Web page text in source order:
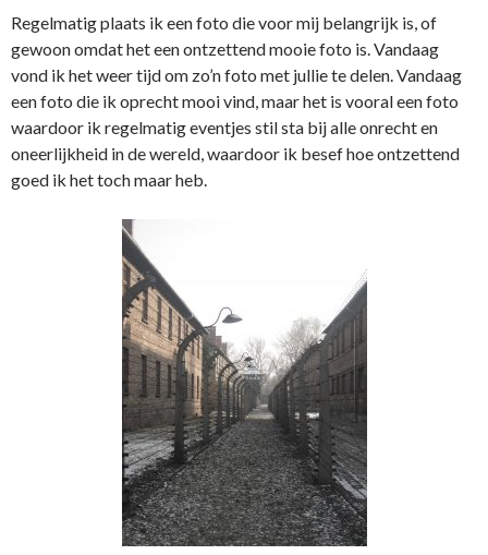
Regelmatig plaats ik een foto die voor mij belangrijk is, of
gewoon omdat het een ontzettend mooie foto is. Vandaag
vond ik het weer tijd om zo’n foto met jullie te delen. Vandaag
een foto die ik oprecht mooi vind, maar het is vooral een foto
waardoor ik regelmatig eventjes stil sta bij alle onrecht en
oneerlijkheid in de wereld, waardoor ik besef hoe ontzettend
goed ik het toch maar heb.